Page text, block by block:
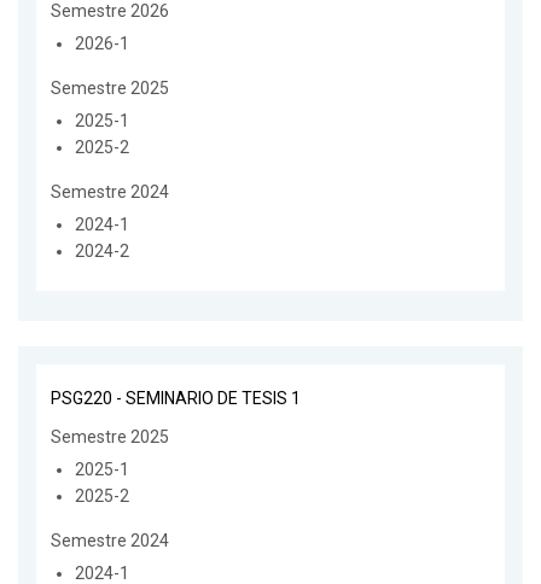
Semestre 2026
2026-1
Semestre 2025
2025-1
2025-2
Semestre 2024
2024-1
2024-2
PSG220 - SEMINARIO DE TESIS 1
Semestre 2025
2025-1
2025-2
Semestre 2024
2024-1